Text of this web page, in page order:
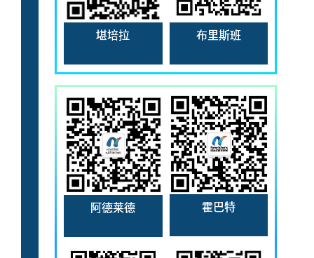
堪培拉 布里斯班
阿德莱德 霍巴特